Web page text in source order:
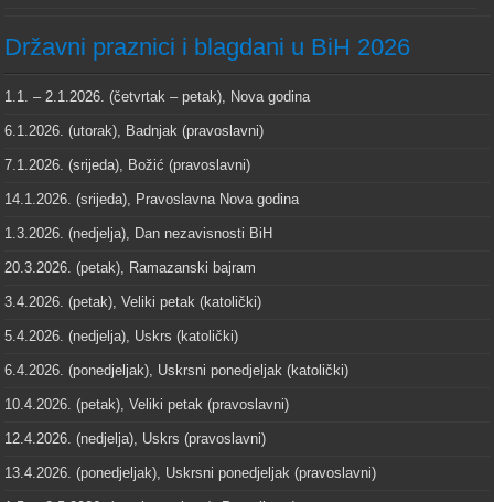
Državni praznici i blagdani u BiH 2026
1.1. – 2.1.2026. (četvrtak – petak), Nova godina
6.1.2026. (utorak), Badnjak (pravoslavni)
7.1.2026. (srijeda), Božić (pravoslavni)
14.1.2026. (srijeda), Pravoslavna Nova godina
1.3.2026. (nedjelja), Dan nezavisnosti BiH
20.3.2026. (petak), Ramazanski bajram
3.4.2026. (petak), Veliki petak (katolički)
5.4.2026. (nedjelja), Uskrs (katolički)
6.4.2026. (ponedjeljak), Uskrsni ponedjeljak (katolički)
10.4.2026. (petak), Veliki petak (pravoslavni)
12.4.2026. (nedjelja), Uskrs (pravoslavni)
13.4.2026. (ponedjeljak), Uskrsni ponedjeljak (pravoslavni)